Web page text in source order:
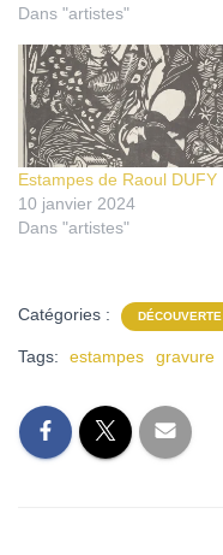
Dans "artistes"
Estampes de Raoul DUFY
10 janvier 2024
Dans "artistes"
Catégories : DÉCOUVERTE
Tags: estampes gravure